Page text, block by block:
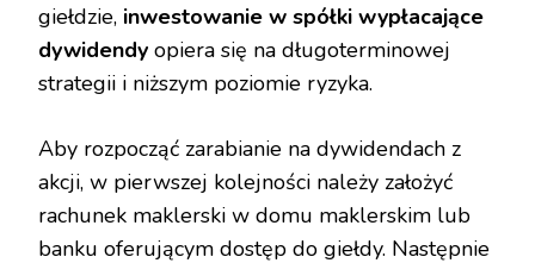
giełdzie, inwestowanie w spółki wypłacające
dywidendy opiera się na długoterminowej
strategii i niższym poziomie ryzyka.
Aby rozpocząć zarabianie na dywidendach z
akcji, w pierwszej kolejności należy założyć
rachunek maklerski w domu maklerskim lub
banku oferującym dostęp do giełdy. Następnie